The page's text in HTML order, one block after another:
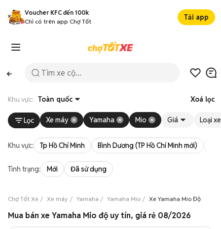
Voucher KFC đến 100k
Chỉ có trên app Chợ Tốt
Tải app
Khu vực: Toàn quốc Xoá lọc
Lọc Xe máy Yamaha Mio Giá Loại xe
Khu vực: Tp Hồ Chí Minh Bình Dương (TP Hồ Chí Minh mới)
Tình trạng: Mới Đã sử dụng
Chợ Tốt Xe Xe máy Yamaha Yamaha Mio Xe Yamaha Mio Độ
Mua bán xe Yamaha Mio độ uy tín, giá rẻ 08/2026